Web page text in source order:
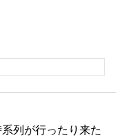
列が行ったり来た